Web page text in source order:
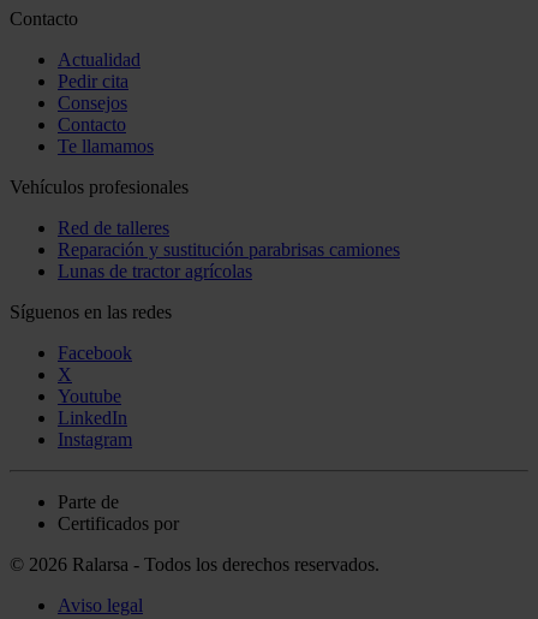
Contacto
Actualidad
Pedir cita
Consejos
Contacto
Te llamamos
Vehículos profesionales
Red de talleres
Reparación y sustitución parabrisas camiones
Lunas de tractor agrícolas
Síguenos en las redes
Facebook
X
Youtube
LinkedIn
Instagram
Parte de
Certificados por
© 2026 Ralarsa - Todos los derechos reservados.
Aviso legal